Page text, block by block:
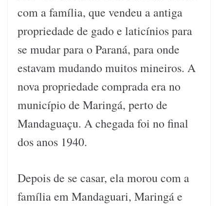
com a família, que vendeu a antiga
propriedade de gado e laticínios para
se mudar para o Paraná, para onde
estavam mudando muitos mineiros. A
nova propriedade comprada era no
município de Maringá, perto de
Mandaguaçu. A chegada foi no final
dos anos 1940.
Depois de se casar, ela morou com a
família em Mandaguari, Maringá e